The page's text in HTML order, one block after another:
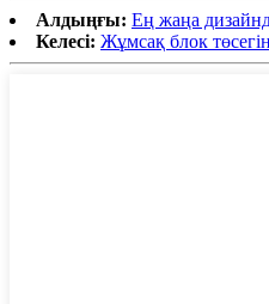
Алдыңғы: Ең жаңа
Келесі: Жұмсақ блок төсегін